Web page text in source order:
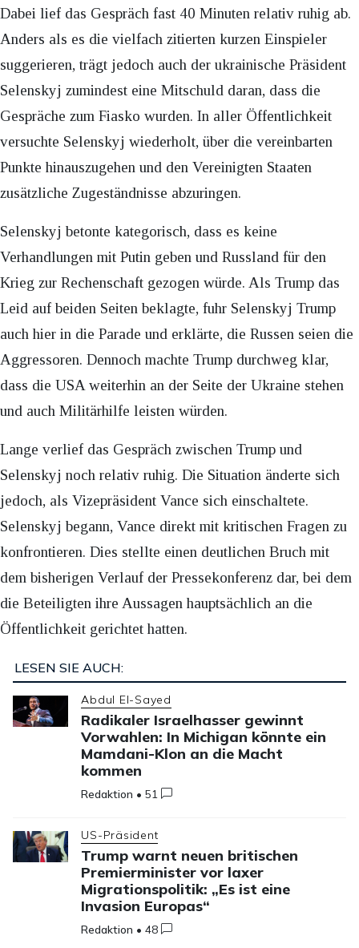
Dabei lief das Gespräch fast 40 Minuten relativ ruhig ab.
Anders als es die vielfach zitierten kurzen Einspieler
suggerieren, trägt jedoch auch der ukrainische Präsident
Selenskyj zumindest eine Mitschuld daran, dass die
Gespräche zum Fiasko wurden. In aller Öffentlichkeit
versuchte Selenskyj wiederholt, über die vereinbarten
Punkte hinauszugehen und den Vereinigten Staaten
zusätzliche Zugeständnisse abzuringen.
Selenskyj betonte kategorisch, dass es keine
Verhandlungen mit Putin geben und Russland für den
Krieg zur Rechenschaft gezogen würde. Als Trump das
Leid auf beiden Seiten beklagte, fuhr Selenskyj Trump
auch hier in die Parade und erklärte, die Russen seien die
Aggressoren. Dennoch machte Trump durchweg klar,
dass die USA weiterhin an der Seite der Ukraine stehen
und auch Militärhilfe leisten würden.
Lange verlief das Gespräch zwischen Trump und
Selenskyj noch relativ ruhig. Die Situation änderte sich
jedoch, als Vizepräsident Vance sich einschaltete.
Selenskyj begann, Vance direkt mit kritischen Fragen zu
konfrontieren. Dies stellte einen deutlichen Bruch mit
dem bisherigen Verlauf der Pressekonferenz dar, bei dem
die Beteiligten ihre Aussagen hauptsächlich an die
Öffentlichkeit gerichtet hatten.
LESEN SIE AUCH:
Abdul El-Sayed
Radikaler Israelhasser gewinnt
Vorwahlen: In Michigan könnte ein
Mamdani-Klon an die Macht
kommen
Redaktion •51
US-Präsident
Trump warnt neuen britischen
Premierminister vor laxer
Migrationspolitik: „Es ist eine
Invasion Europas“
Redaktion •48